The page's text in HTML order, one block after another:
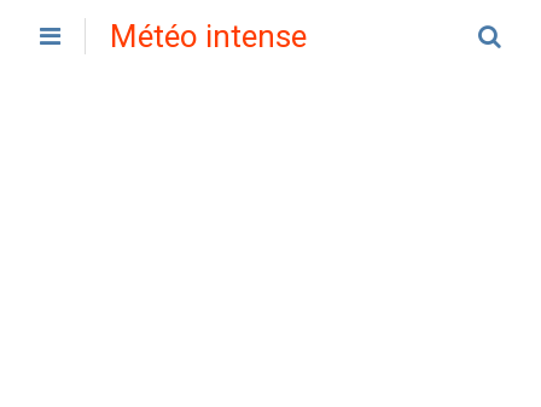
Météo intense